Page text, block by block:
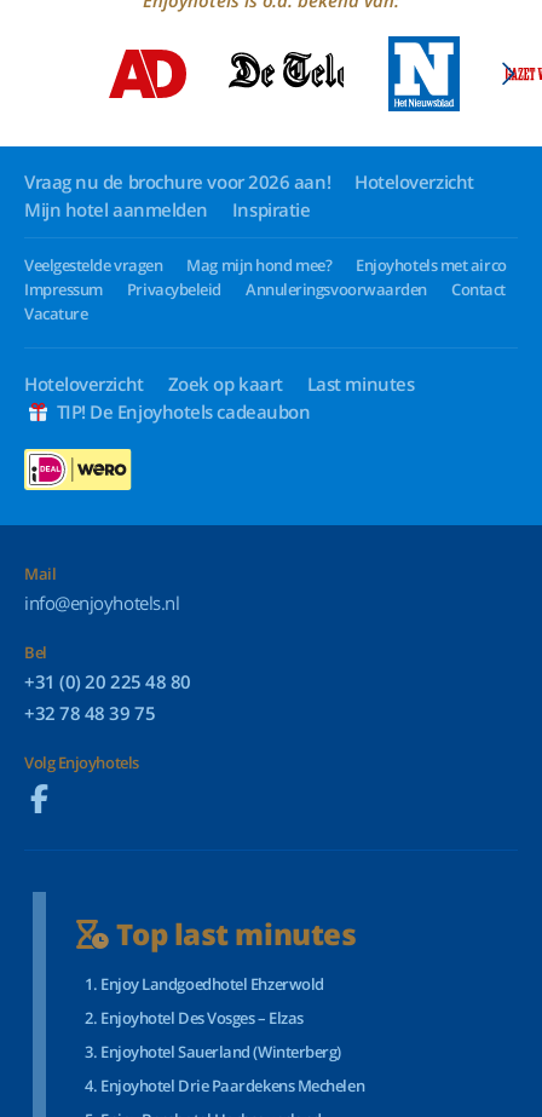
Vraag nu de brochure voor 2026 aan!
Hoteloverzicht
Mijn hotel aanmelden
Inspiratie
Veelgestelde vragen Mag mijn hond mee?
Enjoyhotels met airco
Impressum
Privacybeleid Annuleringsvoorwaarden
Contact
Vacature
Hoteloverzicht Zoek op kaart
Last minutes
TIP! De Enjoyhotels cadeaubon
Mail
info@enjoyhotels.nl
Bel
+31 (0) 20 225 48 80
+32 78 48 39 75
Volg Enjoyhotels
Top last minutes
Enjoy Landgoedhotel Ehzerwold
Enjoyhotel Des Vosges – Elzas
Enjoyhotel Sauerland (Winterberg)
Enjoyhotel Drie Paardekens Mechelen